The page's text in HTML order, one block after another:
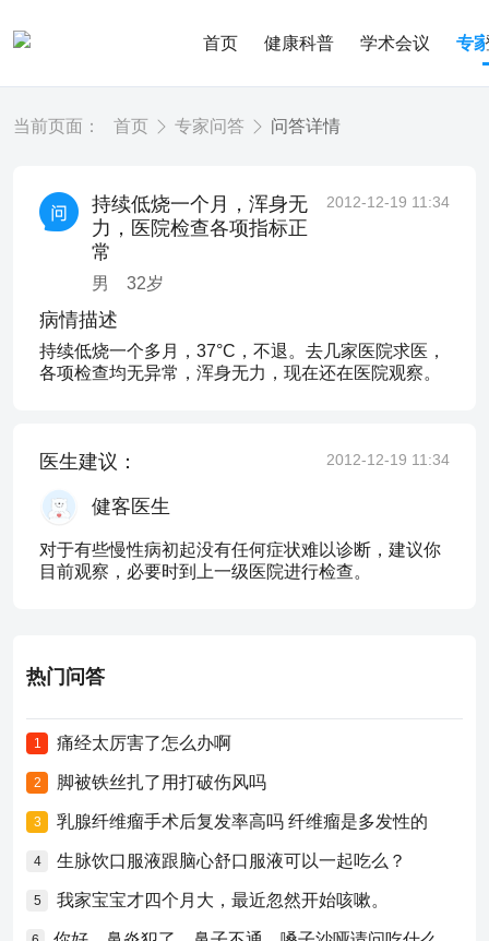
首页 健康科普 学术会议 专
当前页面： 首页 专家问答 问答详情
持续低烧一个月，浑身无
力，医院检查各项指标正
常
男 32岁
2012-12-19 11:34
病情描述
持续低烧一个多月，37°C，不退。去几家医院求医，
各项检查均无异常，浑身无力，现在还在医院观察。
医生建议： 2012-12-19 11:34
健客医生
对于有些慢性病初起没有任何症状难以诊断，建议你
目前观察，必要时到上一级医院进行检查。
热门问答
1 痛经太厉害了怎么办啊
2 脚被铁丝扎了用打破伤风吗
3 乳腺纤维瘤手术后复发率高吗 纤维瘤是多发性的
4 生脉饮口服液跟脑心舒口服液可以一起吃么？
5 我家宝宝才四个月大，最近忽然开始咳嗽。